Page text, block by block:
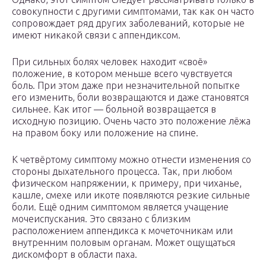
совокупности с другими симптомами, так как он часто
сопровождает ряд других заболеваний, которые не
имеют никакой связи с аппендиксом.
При сильных болях человек находит «своё»
положение, в котором меньше всего чувствуется
боль. При этом даже при незначительной попытке
его изменить, боли возвращаются и даже становятся
сильнее. Как итог — больной возвращается в
исходную позицию. Очень часто это положение лёжа
на правом боку или положение на спине.
К четвёртому симптому можно отнести изменения со
стороны дыхательного процесса. Так, при любом
физическом напряжении, к примеру, при чиханье,
кашле, смехе или икоте появляются резкие сильные
боли. Ещё одним симптомом является учащение
мочеиспускания. Это связано с близким
расположением аппендикса к мочеточникам или
внутренним половым органам. Может ощущаться
дискомфорт в области паха.